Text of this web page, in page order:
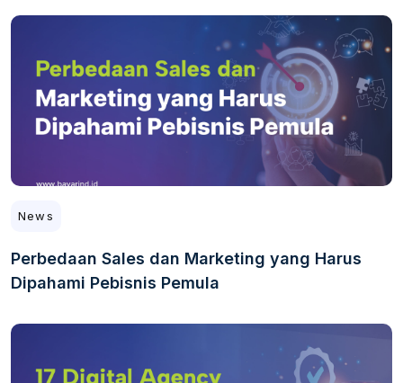
News
Perbedaan Sales dan Marketing yang Harus
Dipahami Pebisnis Pemula